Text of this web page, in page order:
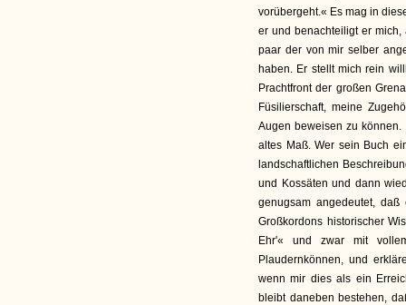
vorübergeht.« Es mag in
er und benachteiligt er
paar der von mir selber
haben. Er stellt mich rein
Prachtfront der großen
Füsilierschaft, meine
Augen beweisen zu
altes Maß. Wer sein Buch
landschaftlichen
und Kossäten und dann
genugsam angedeutet,
Großkordons historischer
Ehr'« und zwar mit
Plaudernkönnen, und
wenn mir dies als ein
bleibt daneben bestehen,